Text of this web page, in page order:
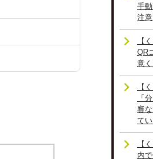
手
注意
【
QR
意く
【
「
審
て
【
内